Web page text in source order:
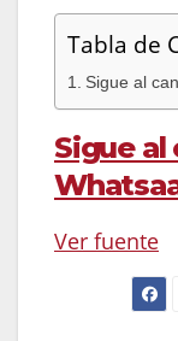
Tabla de
Sigue al
Sigue al
Ver fuente